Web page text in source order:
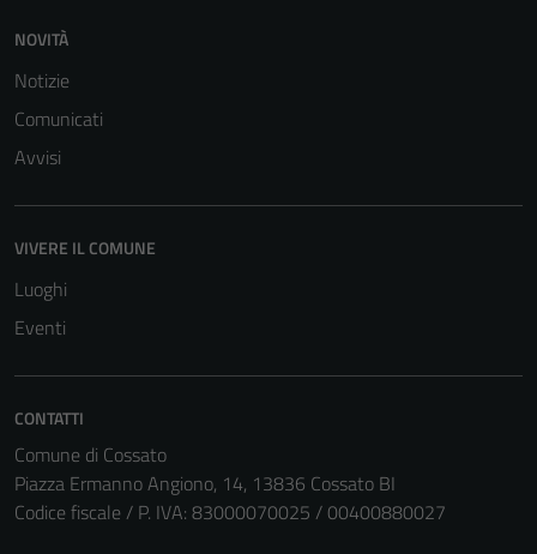
NOVITÀ
Notizie
Comunicati
Avvisi
VIVERE IL COMUNE
Luoghi
Eventi
CONTATTI
Comune di Cossato
Piazza Ermanno Angiono, 14, 13836 Cossato BI
Codice fiscale / P. IVA: 83000070025 / 00400880027
Tecnici